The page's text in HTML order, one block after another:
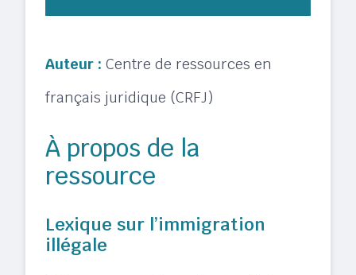
Auteur : Centre de ressources en
français juridique (CRFJ)
À propos de la
ressource
Lexique sur l’immigration
illégale